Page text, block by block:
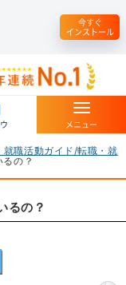
今すぐ
インストール
メニュー
就職活動ガイド/転職・就
の？
るの？